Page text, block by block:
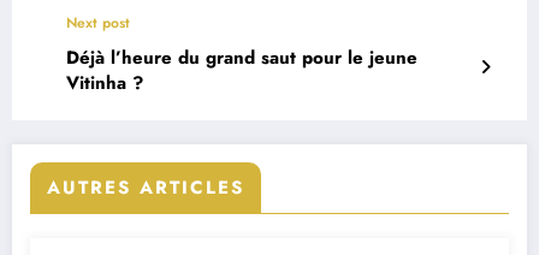
Next post
Déjà l’heure du grand saut pour le jeune
Vitinha ?
AUTRES ARTICLES